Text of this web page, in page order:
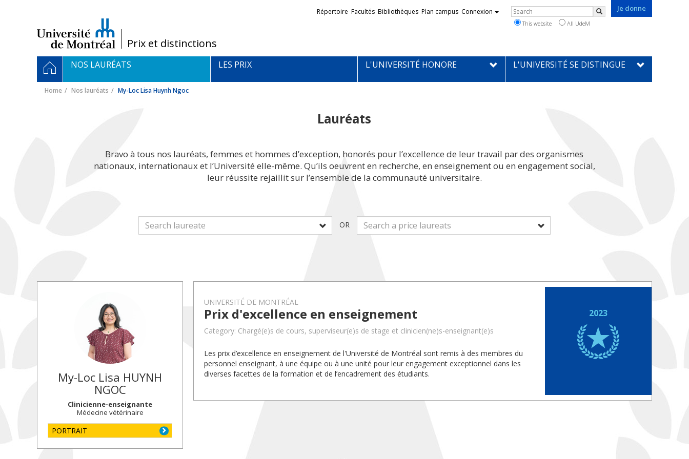
/Prix et distinctions
Je donne
Liens
externes
Répertoire Facultés Bibliothèques Plan campus Connexion Rechercher
Search
This website All UdeM
Navigation
principale
HOMENOS LAURÉATS LES PRIX L'UNIVERSITÉ HONORE L'UNIVERSITÉ SE DISTINGUE
Home Nos lauréats My-Loc Lisa Huynh Ngoc
Lauréats
Bravo à tous nos lauréats, femmes et hommes d’exception, honorés pour l’excellence de leur travail par des organismes
nationaux, internationaux et l’Université elle-même. Qu’ils oeuvrent en recherche, en enseignement ou en engagement social,
leur réussite rejaillit sur l’ensemble de la communauté universitaire.
OR
My-Loc Lisa HUYNH
NGOC
Clinicienne-enseignante
Médecine vétérinaire
PORTRAIT
UNIVERSITÉ DE MONTRÉAL
Prix d'excellence en enseignement
Category: Chargé(e)s de cours, superviseur(e)s de stage et clinicien(ne)s-enseignant(e)s
Les prix d’excellence en enseignement de l'Université de Montréal sont remis à des membres du
personnel enseignant, à une équipe ou à une unité pour leur engagement exceptionnel dans les
diverses facettes de la formation et de l’encadrement des étudiants.
2023